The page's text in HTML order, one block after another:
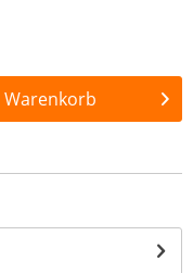
Warenkorb